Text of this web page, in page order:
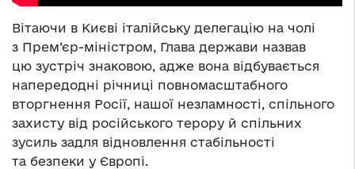
Вітаючи в Києві італійську делегацію на чолі
з Прем’єр-міністром, Глава держави назвав
цю зустріч знаковою, адже вона відбувається
напередодні річниці повномасштабного
вторгнення Росії, нашої незламності, спільного
захисту від російського терору й спільних
зусиль задля відновлення стабільності
та безпеки у Європі.